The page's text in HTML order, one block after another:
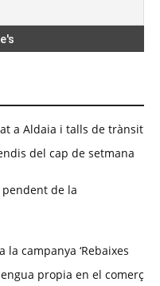
a Aldaia i talls de trànsit
del cap de setmana
pendent de la
campanya ‘Rebaixes
propia en el comerç